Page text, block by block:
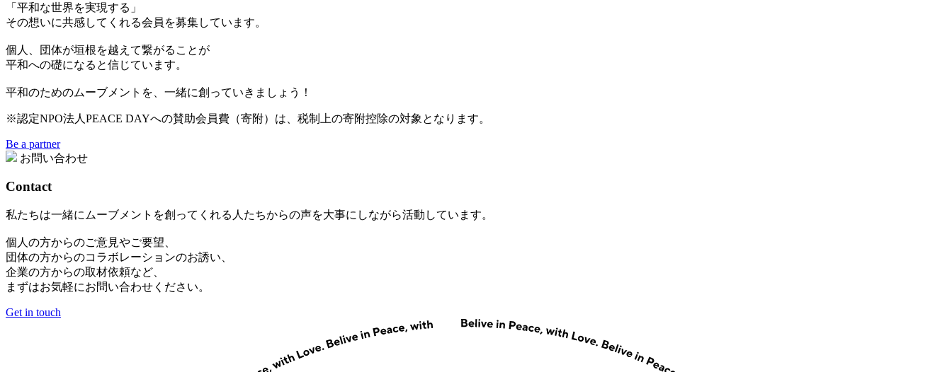
「平和な世界を実現する」
その想いに共感してくれる会員を募集しています。
個人、団体が垣根を越えて繋がることが
平和への礎になると信じています。
平和のためのムーブメントを、一緒に創っていきましょう！
※認定NPO法人PEACE DAYへの賛助会員費（寄附）は、税制上の寄附控除の対象となります。
Be a partner
お問い合わせ
Contact
私たちは一緒にムーブメントを創ってくれる人たちからの声を大事にしながら活動しています。
個人の方からのご意見やご要望、
団体の方からのコラボレーションのお誘い、
企業の方からの取材依頼など、
まずはお気軽にお問い合わせください。
Get in touch